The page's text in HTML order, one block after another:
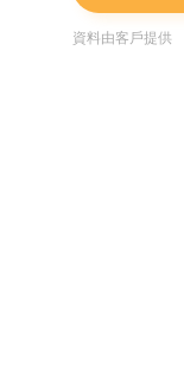
資料由客戶提供